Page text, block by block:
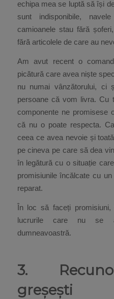
echipa mea se luptă să își
sunt indisponibile,
camioanele stau fără
fără articolele de care au
Am avut recent o
picătură care avea niște
nu numai vânzătorului, ci
persoane că vom livra. Cu
componente ne promisese
că nu o poate respecta.
ceea ce avea nevoie și
pe cineva pe care să dea
în legătură cu o situație
promisiunile încălcate cu
reparat.
În loc să faceți
lucrurile care nu se
dumneavoastră.
3.
greșești